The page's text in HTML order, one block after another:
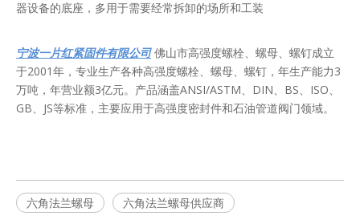
器设备的底座，多用于需要经常拆卸的场所和工装
宁波一片红紧固件有限公司佛山市高强度螺栓、螺母、螺钉成立
于2001年，专业生产各种高强度螺栓、螺母、螺钉，年生产能力3
万吨，年营业额3亿元。产品涵盖ANSI/ASTM、DIN、BS、ISO、
GB、JS等标准，主要应用于高强度密封件和石油管道阀门领域。
六角法兰螺母 六角法兰螺母供应商